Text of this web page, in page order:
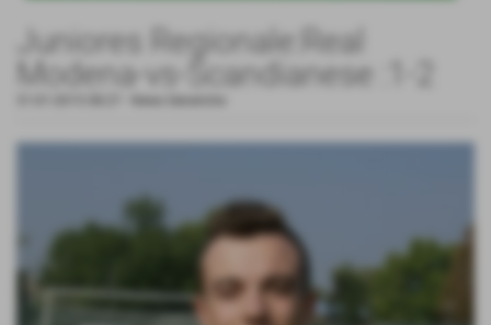
Juniores Regionale:Real
Modena-vs-Scandianese :1-2